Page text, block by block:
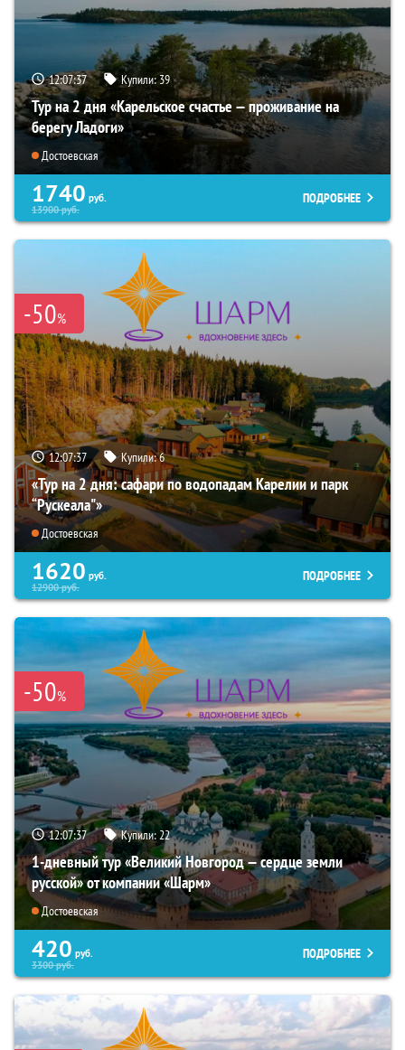
12:07:36 Купили:39
Тур на 2 дня «Карельское счастье — проживание на
берегу Ладоги»
Достоевская
1740 руб.
13900руб.
ПОДРОБНЕЕ
-50%
12:07:36 Купили:6
«Тур на 2 дня: сафари по водопадам Карелии и парк
“Рускеала"»
Достоевская
1620 руб.
12900руб.
ПОДРОБНЕЕ
-50%
12:07:36 Купили: 22
1-дневный тур «Великий Новгород — сердце земли
русской» от компании «Шарм»
Достоевская
420 руб.
3300руб.
ПОДРОБНЕЕ